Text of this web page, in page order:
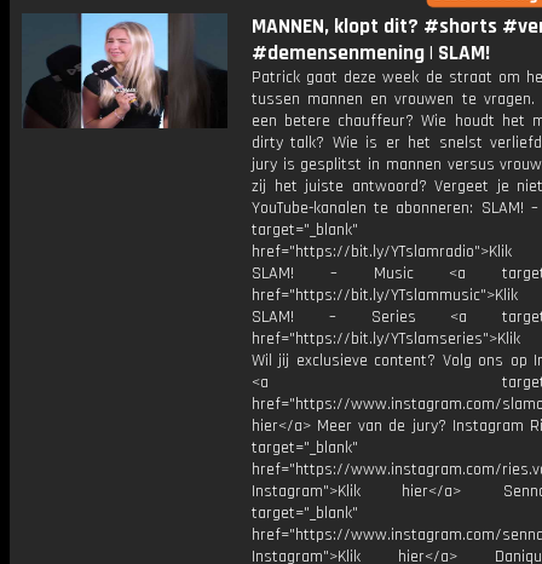
MANNEN, klopt dit? #shorts
#demensenmening | SLAM!
Patrick gaat deze week de straat om
tussen mannen en vrouwen te
een betere chauffeur? Wie houdt het
dirty talk? Wie is er het snelst
jury is gesplitst in mannen versus
zij het juiste antwoord? Vergeet je
YouTube-kanalen te abonneren: SLAM!
target="_blank"
href="https://bit.ly/
SLAM! – Music <a
href="https://bit.ly/
SLAM! – Series <a
href="https://bit.ly/
Wil jij exclusieve content? Volg ons op
<a
href="https://www.instagram.com/
hier</a> Meer van de jury? Instagram
target="_blank"
href="https://www.instagram.com/
Instagram">Klik hier</a>
target="_blank"
href="https://www.instagram.com/
Instagram">Klik hier</a>